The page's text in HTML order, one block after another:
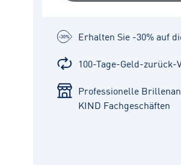
Erhalten Sie -30% auf
100-Tage-Geld-zurück-
Professionelle
KIND Fachgeschäften